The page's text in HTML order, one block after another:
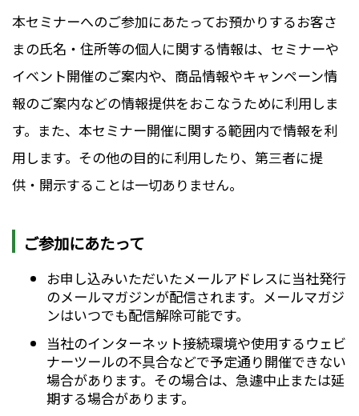
本セミナーへのご参加にあたってお預かりするお客さ
まの氏名・住所等の個人に関する情報は、セミナーや
イベント開催のご案内や、商品情報やキャンペーン情
報のご案内などの情報提供をおこなうために利用しま
す。また、本セミナー開催に関する範囲内で情報を利
用します。その他の目的に利用したり、第三者に提
供・開示することは一切ありません。
ご参加にあたって
お申し込みいただいたメールアドレスに当社発行
のメールマガジンが配信されます。メールマガジ
ンはいつでも配信解除可能です。
当社のインターネット接続環境や使用するウェビ
ナーツールの不具合などで予定通り開催できない
場合があります。その場合は、急遽中止または延
期する場合があります。